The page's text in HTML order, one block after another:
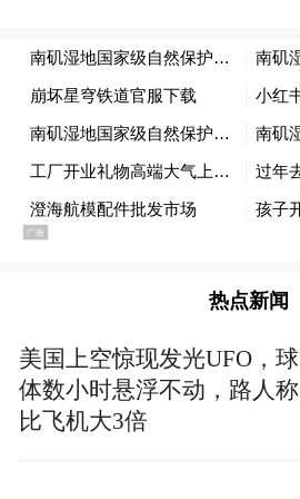
热点新闻
美国上空惊现发光UFO，球
体数小时悬浮不动，路人称
比飞机大3倍